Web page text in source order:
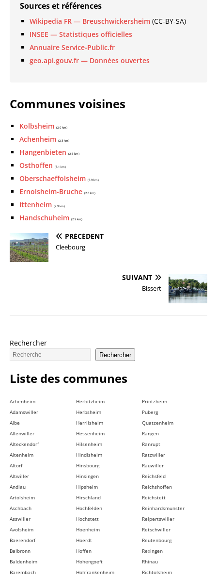
Sources et références
Wikipedia FR — Breuschwickersheim (CC-BY-SA)
INSEE — Statistiques officielles
Annuaire Service-Public.fr
geo.api.gouv.fr — Données ouvertes
Communes voisines
Kolbsheim (2.0 km)
Achenheim (2.3 km)
Hangenbieten (2.6 km)
Osthoffen (3.1 km)
Oberschaeffolsheim (3.9 km)
Ernolsheim-Bruche (2.6 km)
Ittenheim (2.9 km)
Handschuheim (2.9 km)
PRÉCÉDENT
Cleebourg
SUIVANT
Bissert
Rechercher
Rechercher
Liste des communes
Achenheim
Adamswiller
Albe
Allenwiller
Alteckendorf
Altenheim
Altorf
Altwiller
Andlau
Artolsheim
Aschbach
Asswiller
Avolsheim
Baerendorf
Balbronn
Baldenheim
Barembach
Herbitzheim
Herbsheim
Herrlisheim
Hessenheim
Hilsenheim
Hindisheim
Hinsbourg
Hinsingen
Hipsheim
Hirschland
Hochfelden
Hochstett
Hoenheim
Hoerdt
Hoffen
Hohengoeft
Hohfrankenheim
Printzheim
Puberg
Quatzenheim
Rangen
Ranrupt
Ratzwiller
Rauwiller
Reichsfeld
Reichshoffen
Reichstett
Reinhardsmunster
Reipertswiller
Retschwiller
Reutenbourg
Rexingen
Rhinau
Richtolsheim